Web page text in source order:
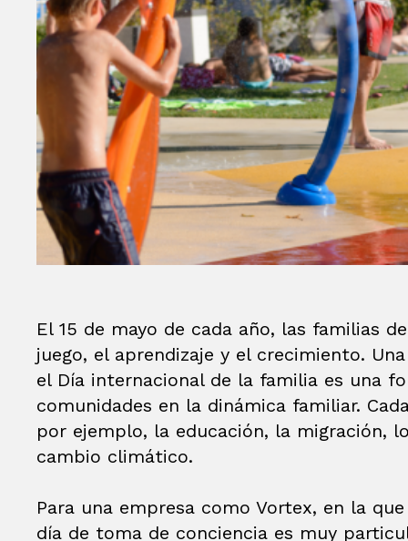
El 15 de mayo de cada año, las familias
juego, el aprendizaje y el crecimiento.
el Día internacional de la familia es una
comunidades en la dinámica familiar.
por ejemplo, la educación, la migración,
cambio climático.
Para una empresa como Vortex, en la
día de toma de conciencia es muy